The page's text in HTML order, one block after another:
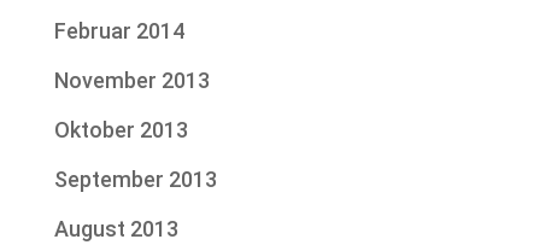
Februar 2014
November 2013
Oktober 2013
September 2013
August 2013